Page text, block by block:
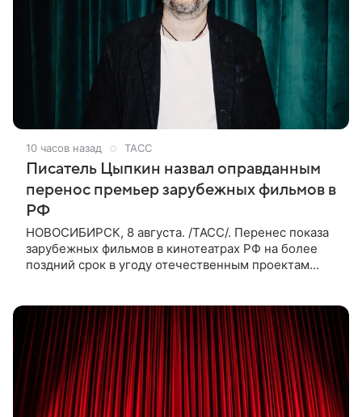
10 часов назад ТАСС
Писатель Цыпкин назвал оправданным
перенос премьер зарубежных фильмов в
РФ
НОВОСИБИРСК, 8 августа. /ТАСС/. Перенес показа
зарубежных фильмов в кинотеатрах РФ на более
поздний срок в угоду отечественным проектам